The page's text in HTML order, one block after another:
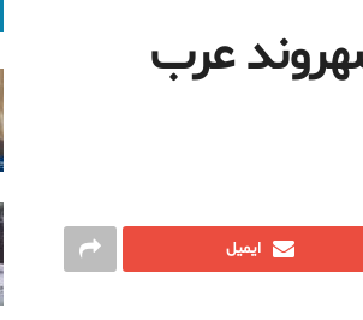
عرب
ایمیل